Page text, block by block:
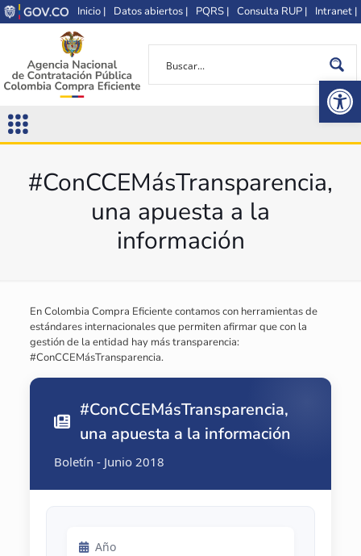
Inicio | Datos abiertos | PQRS | Consulta RUP | Intranet |
#ConCCEMásTransparencia,
una apuesta a la
información
En Colombia Compra Eficiente contamos con herramientas de
estándares internacionales que permiten afirmar que con la
gestión de la entidad hay más transparencia:
#ConCCEMásTransparencia.
#ConCCEMásTransparencia,
una apuesta a la información
Boletín - Junio 2018
Año